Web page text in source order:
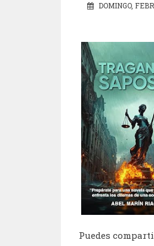
DOMINGO,
Puedes